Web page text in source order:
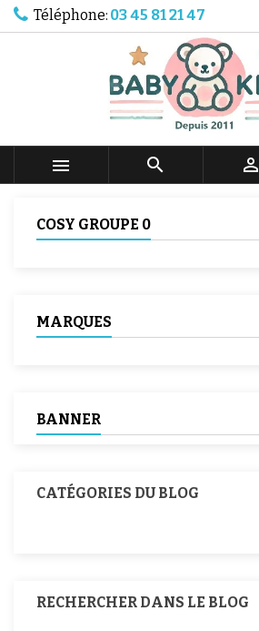
Téléphone: 03 45 81 21 47
  
COSY GROUPE 0
MARQUES
BANNER
CATÉGORIES DU BLOG
RECHERCHER DANS LE BLOG